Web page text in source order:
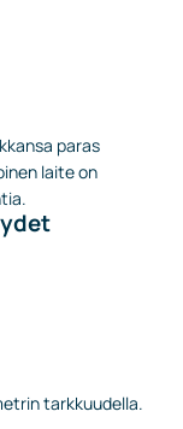
paras
laite on
tarkkuudella.